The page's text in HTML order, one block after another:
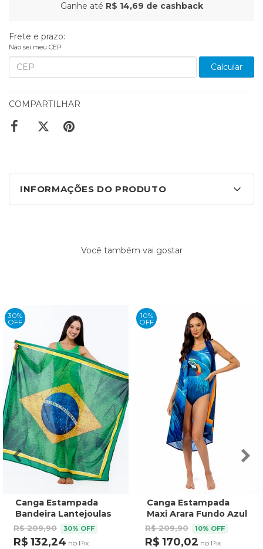
Ganhe até R$ 14,69 de cashback
Frete e prazo:
Não sei meu CEP
Calcular
COMPARTILHAR
INFORMAÇÕES DO PRODUTO
Você também vai gostar
30%
OFF
Canga Estampada
Bandeira Lantejoulas
R$ 209,90 30% OFF
R$ 132,24 no Pix
10%
OFF
Canga Estampada
Maxi Arara Fundo Azul
R$ 209,90 10% OFF
R$ 170,02 no Pix